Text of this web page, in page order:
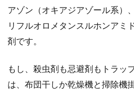
アゾン（オキアジアゾール系）
リフルオロメタンスルホンアミ
剤です。
もし、殺虫剤も忌避剤もトラッ
は、布団干しか乾燥機と掃除機